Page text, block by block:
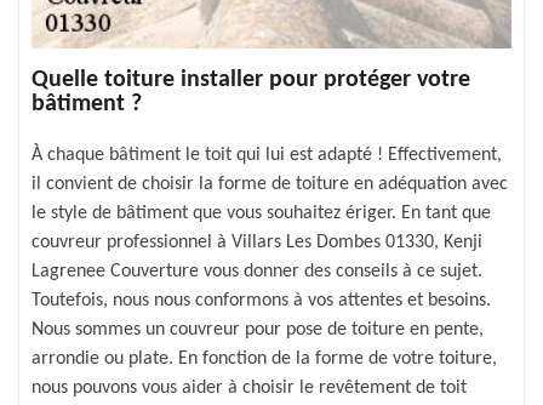
Quelle toiture installer pour protéger votre
bâtiment ?
À chaque bâtiment le toit qui lui est adapté ! Effectivement,
il convient de choisir la forme de toiture en adéquation avec
le style de bâtiment que vous souhaitez ériger. En tant que
couvreur professionnel à Villars Les Dombes 01330, Kenji
Lagrenee Couverture vous donner des conseils à ce sujet.
Toutefois, nous nous conformons à vos attentes et besoins.
Nous sommes un couvreur pour pose de toiture en pente,
arrondie ou plate. En fonction de la forme de votre toiture,
nous pouvons vous aider à choisir le revêtement de toit